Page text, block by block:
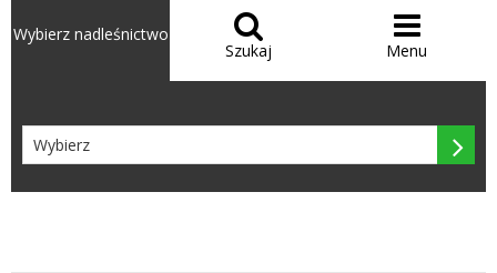
Wybierz nadleśnictwo 
Szukaj

Menu
